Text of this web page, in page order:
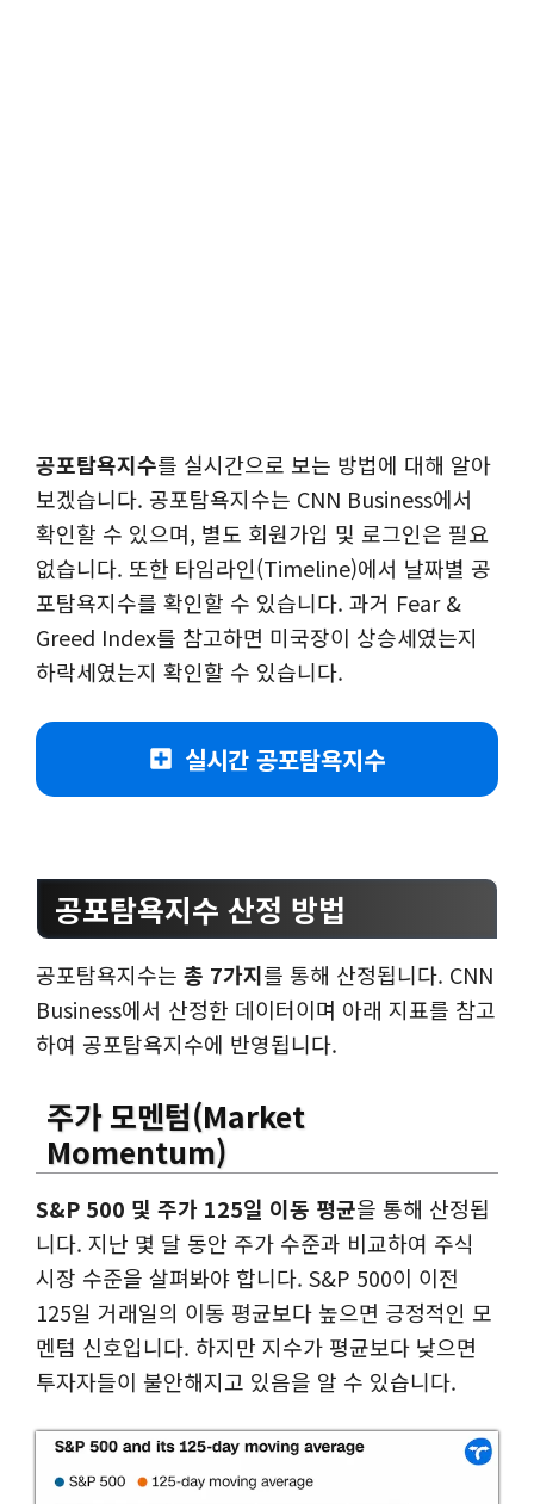
공포탐욕지수를 실시간으로 보는 방법에 대해 알아
보겠습니다. 공포탐욕지수는 CNN Business에서
확인할 수 있으며, 별도 회원가입 및 로그인은 필요
없습니다. 또한 타임라인(Timeline)에서 날짜별 공
포탐욕지수를 확인할 수 있습니다. 과거 Fear &
Greed Index를 참고하면 미국장이 상승세였는지
하락세였는지 확인할 수 있습니다.
실시간 공포탐욕지수
공포탐욕지수 산정 방법
공포탐욕지수는 총 7가지를 통해 산정됩니다. CNN
Business에서 산정한 데이터이며 아래 지표를 참고
하여 공포탐욕지수에 반영됩니다.
주가 모멘텀(Market
Momentum)
S&P 500 및 주가 125일 이동 평균을 통해 산정됩
니다. 지난 몇 달 동안 주가 수준과 비교하여 주식
시장 수준을 살펴봐야 합니다. S&P 500이 이전
125일 거래일의 이동 평균보다 높으면 긍정적인 모
멘텀 신호입니다. 하지만 지수가 평균보다 낮으면
투자자들이 불안해지고 있음을 알 수 있습니다.